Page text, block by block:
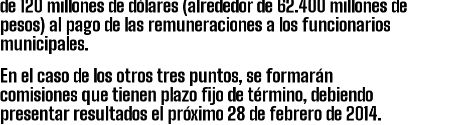
de 120 millones de dólares (alrededor de 62.400 millones de
pesos) al pago de las remuneraciones a los funcionarios
municipales.
En el caso de los otros tres puntos, se formarán
comisiones que tienen plazo fijo de término, debiendo
presentar resultados el próximo 28 de febrero de 2014.